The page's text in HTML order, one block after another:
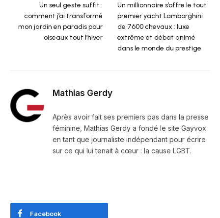
Un seul geste suffit :
comment j’ai transformé
mon jardin en paradis pour
oiseaux tout l’hiver
Un millionnaire s’offre le tout
premier yacht Lamborghini
de 7600 chevaux : luxe
extrême et débat animé
dans le monde du prestige
Mathias Gerdy
Après avoir fait ses premiers pas dans la presse
féminine, Mathias Gerdy a fondé le site Gayvox
en tant que journaliste indépendant pour écrire
sur ce qui lui tenait à cœur : la cause LGBT.
Facebook